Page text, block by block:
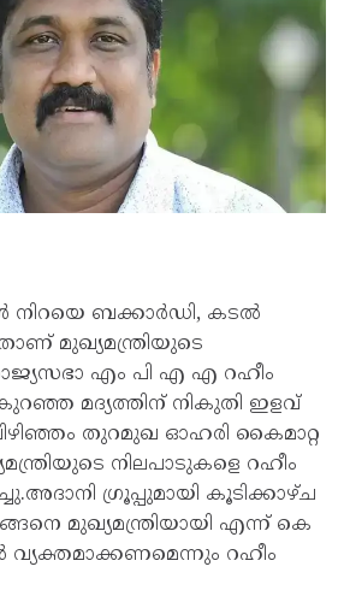
ബക്കാർഡി, കടൽ
മുഖ്യമന്ത്രിയുടെ
എം പി എ എ റഹീം
കുറഞ്ഞ മദ്യത്തിന് നികുതി ഇളവ്
തുറമുഖ ഓഹരി കൈമാറ്റ
നിലപാടുകളെ റഹീം
ഗ്രൂപ്പുമായി കൂടിക്കാഴ്ച
മുഖ്യമന്ത്രിയായി എന്ന് കെ
റഹീം